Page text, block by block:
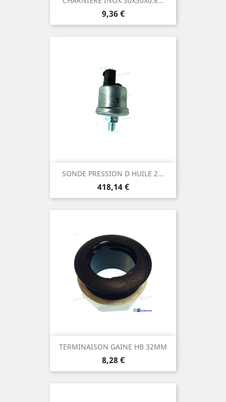
Prix
9,36 €
SONDE PRESSION D HUILE 2...
Prix
418,14 €
TERMINAISON GAINE HB 32MM
Prix
8,28 €